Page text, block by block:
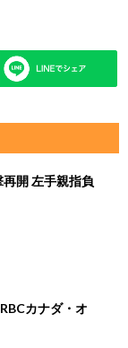
開 左手親指負
カナダ・オ